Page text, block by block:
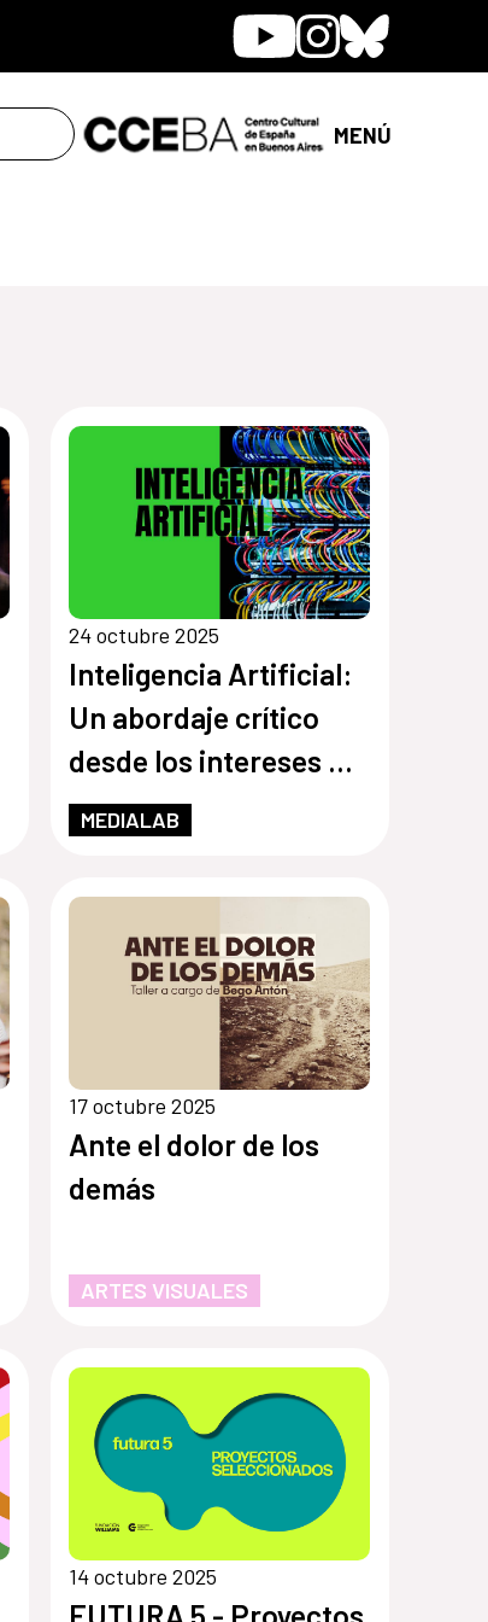
YoutubeInstagram
Bluesky
MENÚ
24 octubre 2025
Inteligencia Artificial:
Un abordaje crítico
desde los intereses de
la Argentina
MEDIALAB
17 octubre 2025
Ante el dolor de los
demás
ARTES VISUALES
14 octubre 2025
FUTURA 5 - Proyectos